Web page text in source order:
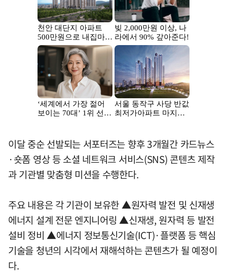
이달 중순 선발되는 서포터즈는 향후 3개월간 카드뉴스
·숏폼 영상 등 소셜 네트워크 서비스(SNS) 콘텐츠 제작
과 기관별 맞춤형 미션을 수행한다.
주요 내용은 각 기관이 보유한 ▲원자력 발전 및 신재생
에너지 설계 전문 엔지니어링 ▲신재생, 원자력 등 발전
설비 정비 ▲에너지 정보통신기술(ICT)·플랫폼 등 핵심
기술을 청년의 시각에서 재해석하는 콘텐츠가 될 예정이
다.